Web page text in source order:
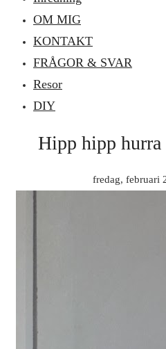
OM MIG
KONTAKT
FRÅGOR & SVAR
Resor
DIY
Hipp hipp
fredag, februari